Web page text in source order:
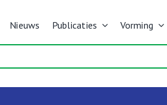
Nieuws Publicaties Vorming